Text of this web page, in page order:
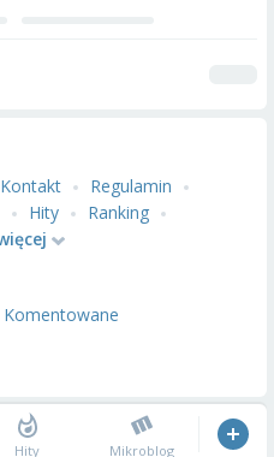
Kontakt
Regulamin
Hity
Ranking
Komentowane
Hity Mikroblog